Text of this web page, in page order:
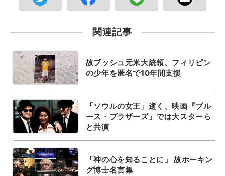
関連記事
故ブッシュ元米大統領、フィリピン
の少年を匿名で10年間支援
「ソウルの女王」逝く、映画『ブル
ース・ブラザーズ』では大スターら
と共演
「神の心を知ることに」 故ホーキン
グ博士名言集